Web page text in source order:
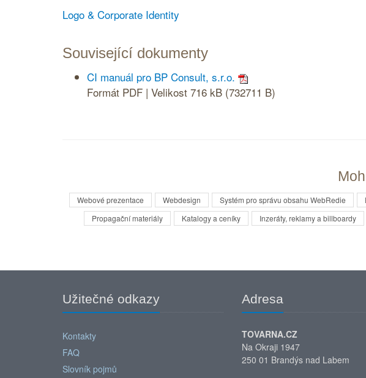
Logo & Corporate Identity
Související dokumenty
CI manuál pro BP Consult, s.r.o.
Formát PDF | Velikost 716 kB (732711 B)
Webové prezentace Webdesign Systém pro správu obsahu WebRedie
Propagační materiály
Katalogy a ceníky Inzeráty, reklamy a billboardy
Užitečné odkazy
Kontakty
FAQ
Slovník pojmů
Adresa
TOVARNA.CZ
Na Okraji 1947
250 01 Brandýs nad Labem